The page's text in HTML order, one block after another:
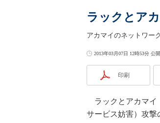
ラックとア
アカマイのネットワー
2013年03月07日 12時53分 公開
印刷
ラックとアカマイ
サービス妨害）攻撃